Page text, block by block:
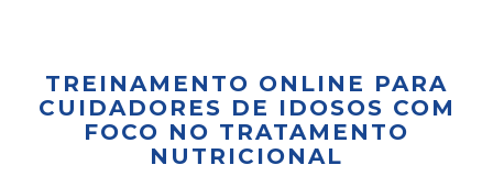
TREINAMENTO ONLINE PARA
CUIDADORES DE IDOSOS COM
FOCO NO TRATAMENTO
NUTRICIONAL